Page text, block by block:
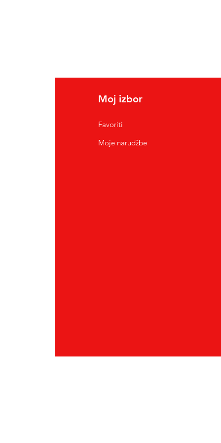
Moj izbor
Favoriti
Moje narudžbe